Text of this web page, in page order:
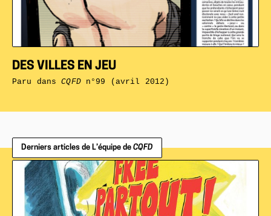
DES VILLES EN JEU
Paru dansCQFDn°99 (avril 2012)
Derniers articles de L’équipe de CQFD